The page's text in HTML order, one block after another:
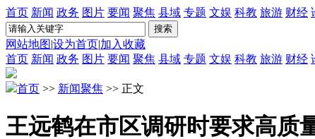
首页 新闻 政务 图片 要闻 聚焦 县域 专题 文娱 科教 旅游 财经
网站地图|设为首页|加入收藏
首页 新闻 政务 图片 要闻 聚焦 县域 专题 文娱 科教 旅游 财经
首页 >> 新闻聚焦 >> 正文
王远鹤在市区调研时要求高质